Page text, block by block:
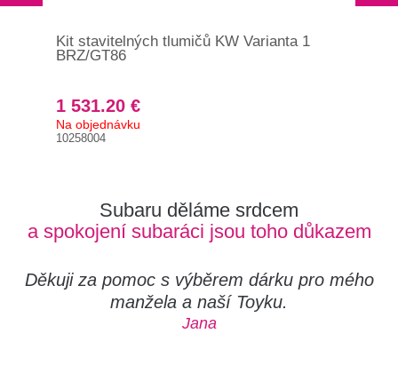
Kit stavitelných tlumičů KW Varianta 1
BRZ/GT86
1 531.20 €
Na objednávku
10258004
Subaru děláme srdcem
a spokojení subaráci jsou toho důkazem
Děkuji za pomoc s výběrem dárku pro mého
manžela a naší Toyku.
Jana